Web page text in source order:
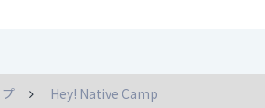
Hey! Native Camp